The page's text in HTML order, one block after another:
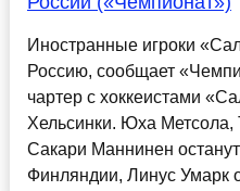
Иностранные игроки
Россию, сообщает
чартер с хоккеистами
Хельсинки. Юха Метсола,
Сакари Маннинен
Финляндии, Линус Умарк